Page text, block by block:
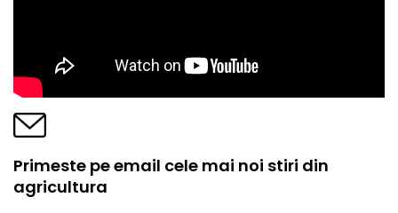
Primeste pe email cele mai noi stiri din
agricultura